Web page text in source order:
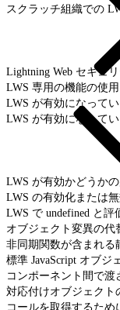
スクラッチ組織での
Lightning Web セキュ
LWS 専用の機能の使用
LWS が有効になって
LWS が有効になって
LWS が有効かどうか
LWS の有効化または
LWS で undefined と評
オブジェクト変異の代
非同期関数が含まれる
標準 JavaScript オブジ
コンポーネント間で
対応付けオブジェクト
コールを取得するた